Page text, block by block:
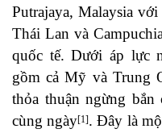
Putrajaya, Malaysia
Thái Lan và
quốc tế. Dưới áp lực
gồm cả Mỹ và Trung
thỏa thuận ngừng
cùng ngày [1] . Đây là